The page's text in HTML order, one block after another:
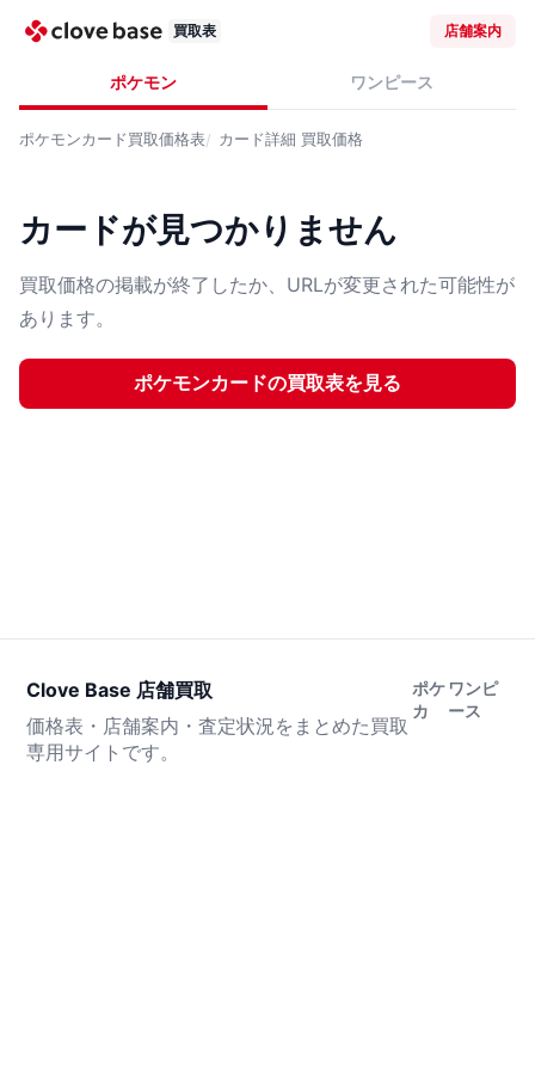
買取表 店舗案内
ポケモン ワンピース
ポケモンカード買取価格表 カード詳細 買取価格
カードが見つかりません
買取価格の掲載が終了したか、URLが変更された可能性が
あります。
ポケモンカードの買取表を見る
Clove Base 店舗買取
価格表・店舗案内・査定状況をまとめた買取
専用サイトです。
ポケ
カ
ワンピ
ース